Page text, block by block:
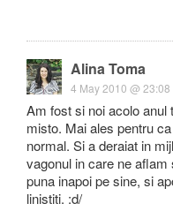
Alina Toma
4 May 2010 @ 23:08
Am fost si noi acolo anul
misto. Mai ales pentru
normal. Si a deraiat in
vagonul in care ne
puna inapoi pe sine, si
linistiti. :d/